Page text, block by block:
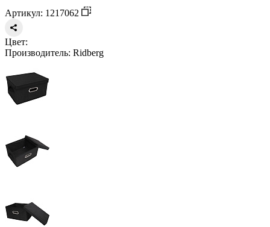
Артикул: 1217062
Цвет:
Производитель: Ridberg